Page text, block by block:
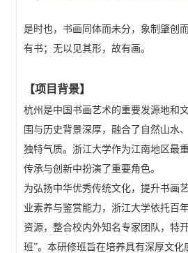
是时也，书画同体而未分，象制肇创
有书；无以见其形，故有画。
【项目背景】
杭州是中国书画艺术的重要发源地和
围与历史背景深厚，融合了自然山水
独特气质。浙江大学作为江南地区最
传承与创新中扮演了重要角色。
为弘扬中华优秀传统文化，提升书画
业素养与鉴赏能力，浙江大学依托百
资源，整合校内外知名专家团队，特
班”。本研修班旨在培养具有深厚文化